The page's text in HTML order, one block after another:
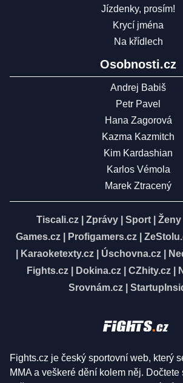
Jízdenky, prosím!
Krycí jména
Na křídlech
Osobnosti.cz
Andrej Babiš
Petr Pavel
Hana Zagorová
Kazma Kazmitch
Kim Kardashian
Karlos Vémola
Marek Ztracený
Tiscali.cz Zprávy Sport Ženy
Games.cz
Profigamers.cz
Karaoketexty.cz| Úschovna.cz|
Fights.cz
Dokina.cz CZhity.cz
Srovnám.cz
Fights.cz je český sportovní web, který
MMA a veškeré dění kolem něj.